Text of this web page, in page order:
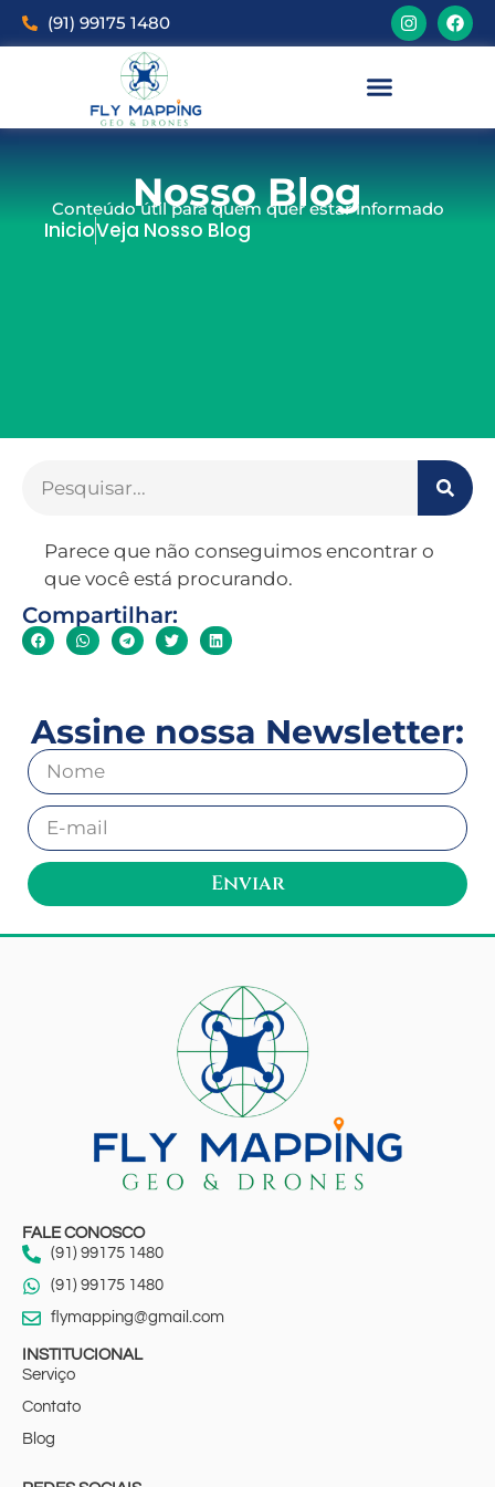
(91) 99175 1480
Nosso Blog
Conteúdo útil para quem quer estar informado
InicioVeja Nosso Blog
Parece que não conseguimos encontrar o
que você está procurando.
Compartilhar:
Assine nossa Newsletter:
Enviar
FALE CONOSCO
(91) 99175 1480
(91) 99175 1480
flymapping@gmail.com
INSTITUCIONAL
Serviço
Contato
Blog